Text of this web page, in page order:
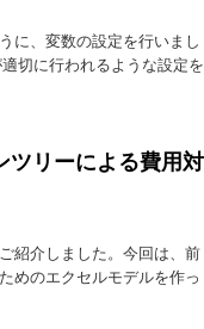
に、変数の設定を行いまし
切に行われるような設定を
ツリーによる費用対
紹介しました。今回は、前
めのエクセルモデルを作っ